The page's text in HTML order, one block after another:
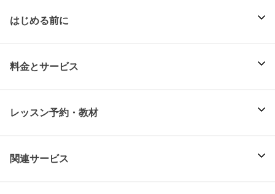
はじめる前に
料金とサービス
レッスン予約・教材
関連サービス